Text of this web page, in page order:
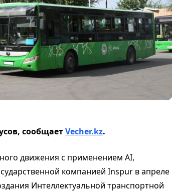
сообщаетVecher.kz.
движения с применением AI,
компанией Inspur в апреле
Интеллектуальной транспортной